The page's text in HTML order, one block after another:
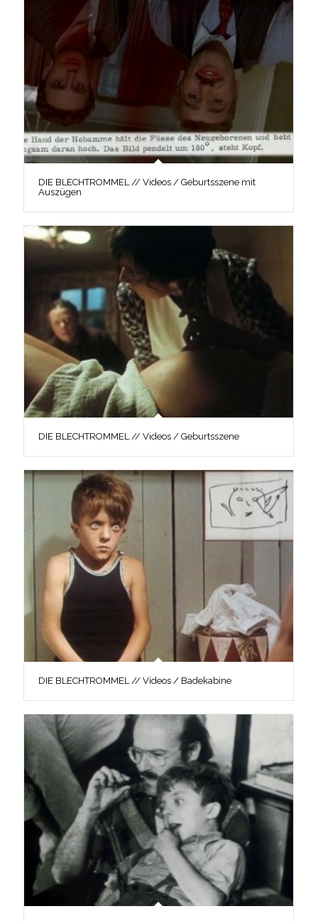
DIE BLECHTROMMEL // Videos / Geburtsszene mit
Auszügen
DIE BLECHTROMMEL // Videos / Geburtsszene
DIE BLECHTROMMEL // Videos / Badekabine